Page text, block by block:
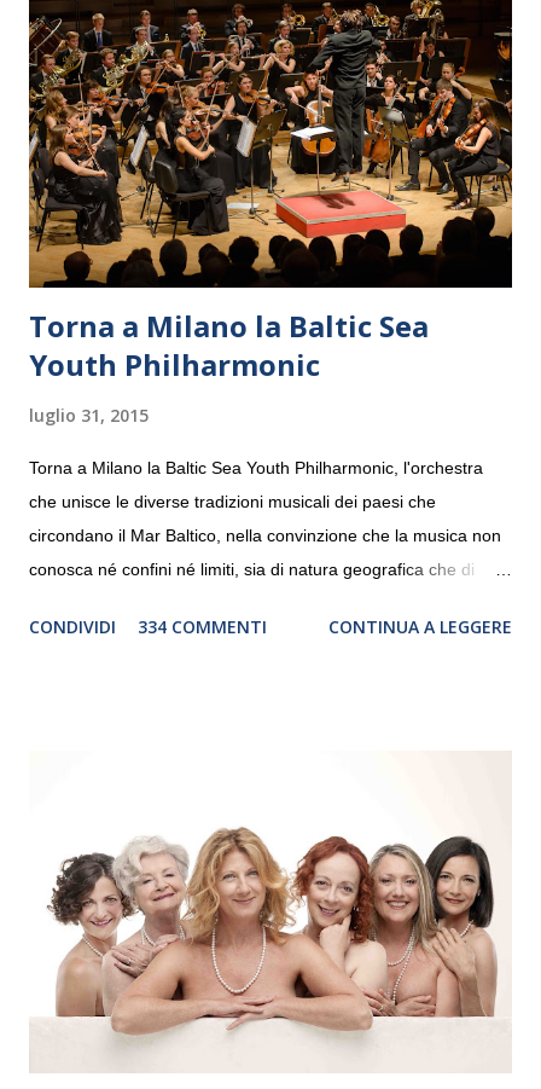
Torna a Milano la Baltic Sea
Youth Philharmonic
luglio 31, 2015
Torna a Milano la Baltic Sea Youth Philharmonic, l'orchestra
che unisce le diverse tradizioni musicali dei paesi che
circondano il Mar Baltico, nella convinzione che la musica non
conosca né confini né limiti, sia di natura geografica che di
debutterà il 10 settembre a Heiden, in Germania, e toccherà, in
“Settembre dell’Accademia” dove si esibirà per il secondo anno
consecutivo. Il pubblico milanese avrà il piacere di applaudire i
giovani artisti della Baltic Sea Youth Philharmonic per la quarta
volta. L’orchestra, fondata nel 2008 da Kristjan Järvi (affiancato
da un prestigioso consiglio di consulent...
CONDIVIDI 334 COMMENTI CONTINUA A LEGGERE